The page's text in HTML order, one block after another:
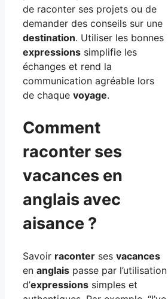
de raconter ses projets ou de
demander des conseils sur une
destination. Utiliser les bonnes
expressions simplifie les
échanges et rend la
communication agréable lors
de chaque voyage.
Comment
raconter ses
vacances en
anglais avec
aisance ?
Savoir raconter ses vacances
en anglais passe par l’utilisation
d’expressions simples et